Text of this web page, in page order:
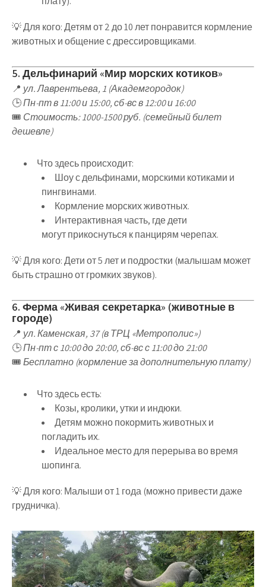
💡Для кого:Детям от 2 до 10 летпонравится кормление
животных и общение с дрессировщиками.
5. Дельфинарий «Мир морских котиков»
📍 ул. Лаврентьева, 1 (Академгородок)
🕒Пн-пт в 11:00 и 15:00, сб-вс в 12:00 и 16:00
🎟 Стоимость: 1000-1500 руб. (семейный билет
дешевле)
Что здесь происходит:
Шоу с дельфинами, морскими котиками и
пингвинами.
Кормление морских животных.
Интерактивная часть, где дети
могутприкоснуться к панцирям черепах.
💡Для кого:Дети от 5 лет и подростки (малышам может
быть страшно от громких звуков).
6. Ферма «Живая секретарка» (животные в
городе)
📍 ул. Каменская, 37 (в ТРЦ «Метрополис»)
🕒Пн-пт с 10:00 до 20:00, сб-вс с 11:00 до 21:00
🎟Бесплатно (кормление за дополнительную плату)
Что здесь есть:
Козы, кролики, утки и индюки.
Детям можно покормить животных и
погладить их.
Идеальное место для перерываво время
шопинга.
💡Для кого: Малыши от 1 года(можно привести даже
грудничка).